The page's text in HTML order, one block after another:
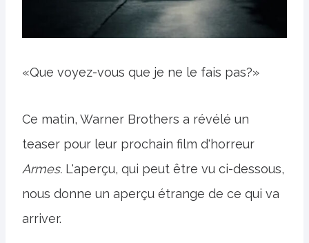
«Que voyez-vous que je ne le fais pas?»
Ce matin, Warner Brothers a révélé un
teaser pour leur prochain film d'horreur
Armes. L'aperçu, qui peut être vu ci-dessous,
nous donne un aperçu étrange de ce qui va
arriver.